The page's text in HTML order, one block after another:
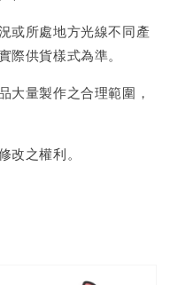
或所處地方光線不同產
供貨樣式為準。
大量製作之合理範圍，
之權利。